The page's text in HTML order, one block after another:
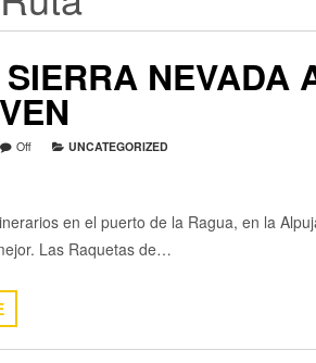
NEVADA
Off UNCATEGORIZED
en el puerto de la Ragua, en la
Las Raquetas de…